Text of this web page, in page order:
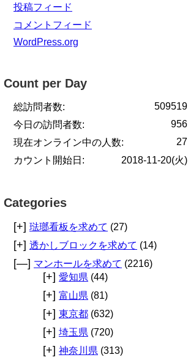
投稿フィード
コメントフィード
WordPress.org
Count per Day
509519
総訪問者数:
956
今日の訪問者数:
27
現在オンライン中の人数:
2018-11-20(火)
カウント開始日:
Categories
[+] 琺瑯看板を求めて (27)
[+] 透かしブロックを求めて (14)
[—] マンホールを求めて (2216)
[+] 愛知県 (44)
[+] 富山県 (81)
[+] 東京都 (632)
[+] 埼玉県 (720)
[+] 神奈川県 (313)